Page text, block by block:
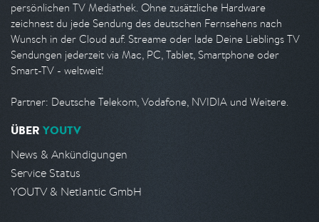
persönlichen TV Mediathek. Ohne zusätzliche Hardware
zeichnest du jede Sendung des deutschen Fernsehens nach
Wunsch in der Cloud auf. Streame oder lade Deine Lieblings TV
Sendungen jederzeit via Mac, PC, Tablet, Smartphone oder
Smart-TV - weltweit!
Partner: Deutsche Telekom, Vodafone, NVIDIA und Weitere.
ÜBER YOUTV
News & Ankündigungen
Service Status
YOUTV & Netlantic GmbH